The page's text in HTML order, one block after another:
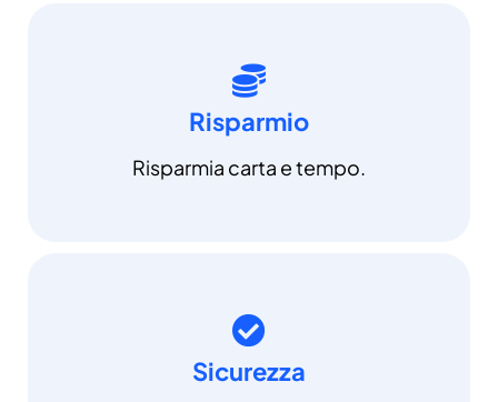
Risparmio
Risparmia carta e tempo.
Sicurezza